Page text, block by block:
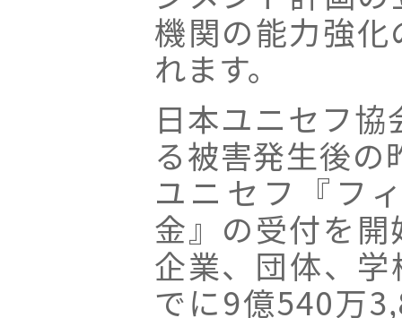
機関の能力強
れます。
日本ユニセフ
る被害発生後
ユニセフ『フ
金』の受付を
企業、団体、
でに9億540万